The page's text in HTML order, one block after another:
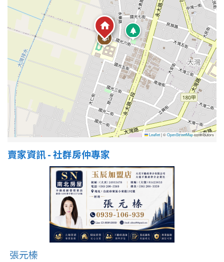
Leaflet|©OpenStreetMapcontributors
賣家資訊 - 社群房仲專家
張元榛